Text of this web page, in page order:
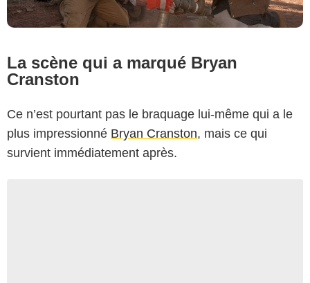
La scène qui a marqué Bryan
Cranston
Ce n’est pourtant pas le braquage lui-même qui a le
plus impressionné Bryan Cranston, mais ce qui
survient immédiatement après.